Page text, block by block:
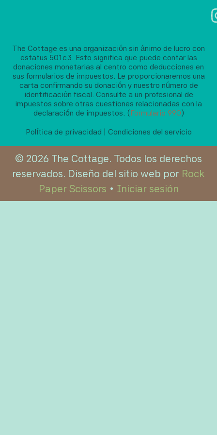
The Cottage es una organización sin ánimo de lucro con
estatus 501c3. Esto significa que puede contar las
donaciones monetarias al centro como deducciones en
sus formularios de impuestos. Le proporcionaremos una
carta confirmando su donación y nuestro número de
identificación fiscal. Consulte a un profesional de
impuestos sobre otras cuestiones relacionadas con la
declaración de impuestos. (Formulario 990)
Política de privacidad Condiciones del servicio
© 2026 The Cottage. Todos los derechos
reservados. Diseño del sitio web por Rock
Paper Scissors • Iniciar sesión